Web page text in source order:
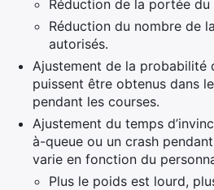
Réduction de la portée du
Réduction du nombre de
autorisés.
Ajustement de la probabilité
puissent être obtenus dans
pendant les courses.
Ajustement du temps
à-queue ou un crash
varie en fonction du
Plus le poids est lourd,